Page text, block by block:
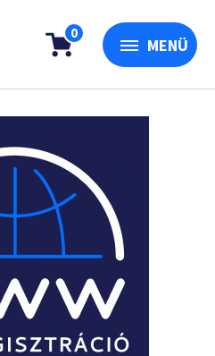
0
MENÜ